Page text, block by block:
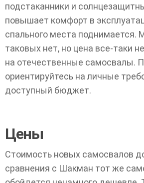
подстаканники и
повышает комфорт в
спального места поднимается.
таковых нет, но цена все-таки
на отечественные самосвалы.
ориентируйтесь на личные
доступный бюджет.
Цены
Стоимость новых самосвалов
сравнения с Шакман тот же